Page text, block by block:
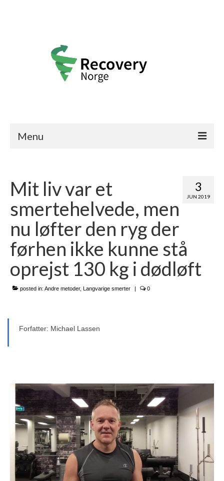
Menu
Frisk-historier
Bli medlem
Kontakt oss
Om oss
RN-seminaret
Website in English
3
JUN 2019
Mit liv var et
smertehelvede, men
nu løfter den ryg der
førhen ikke kunne stå
oprejst 130 kg i dødløft
posted in: Andre metoder, Langvarige smerter 0
Forfatter: Michael Lassen